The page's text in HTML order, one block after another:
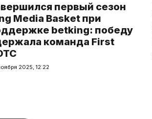
первый сезон
Media Basket при
betking: победу
команда First
2025, 12:22